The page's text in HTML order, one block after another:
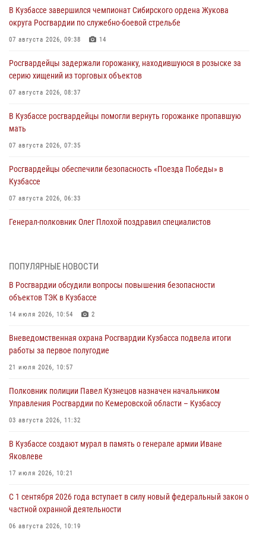
В Кузбассе завершился чемпионат Сибирского ордена Жукова
округа Росгвардии по служебно-боевой стрельбе
07 августа 2026, 09:38 14
Росгвардейцы задержали горожанку, находившуюся в розыске за
серию хищений из торговых объектов
07 августа 2026, 08:37
В Кузбассе росгвардейцы помогли вернуть горожанке пропавшую
мать
07 августа 2026, 07:35
Росгвардейцы обеспечили безопасность «Поезда Победы» в
Кузбассе
07 августа 2026, 06:33
Генерал-полковник Олег Плохой поздравил специалистов
07 августа 2026, 05:32
С 1 сентября 2026 года вступает в силу новый федеральный закон о
частной охранной деятельности
06 августа 2026, 10:19
Росгвардейцы задержали предполагаемого виновника причинения
ножевого ранения кемеровчанину
06 августа 2026, 09:18
Росгвардейцы задержали мужчину, повредившего имущество
горожанки
06 августа 2026, 08:17
Росгвардейцы пресекли противоправные действия и защитили
новокузнечанку от агрессивного знакомого
06 августа 2026, 07:16
ПОПУЛЯРНЫЕ НОВОСТИ
В Росгвардии обсудили вопросы повышения безопасности
объектов ТЭК в Кузбассе
14 июля 2026, 10:54 2
Вневедомственная охрана Росгвардии Кузбасса подвела итоги
работы за первое полугодие
21 июля 2026, 10:57
Полковник полиции Павел Кузнецов назначен начальником
Управления Росгвардии по Кемеровской области – Кузбассу
03 августа 2026, 11:32
В Кузбассе создают мурал в память о генерале армии Иване
Яковлеве
17 июля 2026, 10:21
С 1 сентября 2026 года вступает в силу новый федеральный закон о
частной охранной деятельности
06 августа 2026, 10:19